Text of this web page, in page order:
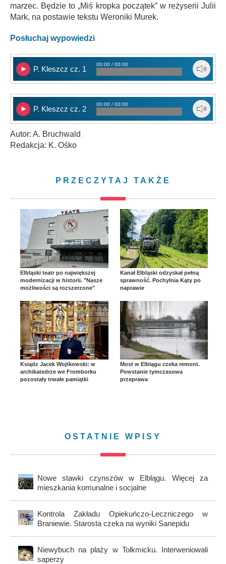
marzec. Będzie to „Miś kropka początek” w reżyserii Julii
Mark, na postawie tekstu Weroniki Murek.
Posłuchaj wypowiedzi
P. Kleszcz cz. 1
00:00 / 00:00
P. Kleszcz cz. 2
00:00 / 00:00
Autor: A. Bruchwald
Redakcja: K. Ośko
PRZECZYTAJ TAKŻE
Elbląski teatr po największej
modernizacji w historii. "Nasze
możliwości są rozszerzone"
Kanał Elbląski odzyskał pełną
sprawność. Pochylnia Kąty po
naprawie
Ksiądz Jacek Wojtkowski: w
archikatedrze we Fromborku
pozostały trwałe pamiątki
Most w Elblągu czeka remont.
Powstanie tymczasowa
przeprawa
OSTATNIE WPISY
Nowe stawki czynszów w Elblągu. Więcej za
mieszkania komunalne i socjalne
Kontrola Zakładu Opiekuńczo-Leczniczego w
Braniewie. Starosta czeka na wyniki Sanepidu
Niewybuch na plaży w Tolkmicku. Interweniowali
saperzy